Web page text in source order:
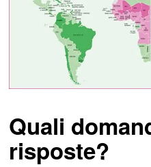
Quali
risposte?